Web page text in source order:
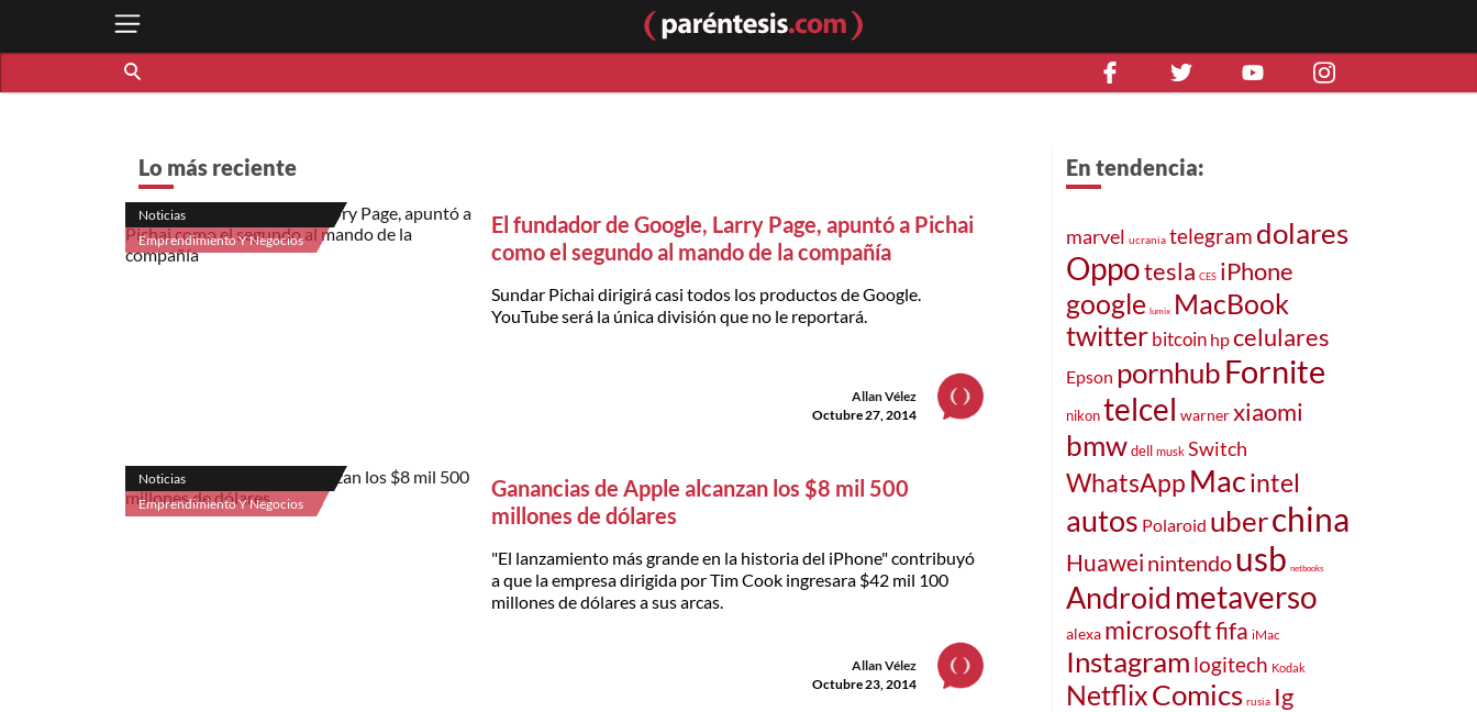
Lo más reciente
Noticias
Emprendimiento Y Negocios
El fundador de Google, Larry Page, apuntó a Pichai
como el segundo al mando de la compañía
Sundar Pichai dirigirá casi todos los productos de Google.
YouTube será la única división que no le reportará.
Allan Vélez
Octubre 27, 2014
Noticias
Emprendimiento Y Negocios
Ganancias de Apple alcanzan los $8 mil 500
millones de dólares
"El lanzamiento más grande en la historia del iPhone" contribuyó
a que la empresa dirigida por Tim Cook ingresara $42 mil 100
millones de dólares a sus arcas.
Allan Vélez
Octubre 23, 2014
En tendencia:
marvel ucrania telegram dolares
Oppotesla CES iPhone
google lumix MacBook
twitterbitcoin hpcelulares
Epson pornhubFornite
nikontelcel warnerxiaomi
bmw dell musk Switch
WhatsApp Macintel
autos Polaroid uberchina
Huawei nintendousb netbooks
Android metaverso
alexa microsoftfifa iMac
Instagram logitech Kodak
NetflixComics rusia Ig